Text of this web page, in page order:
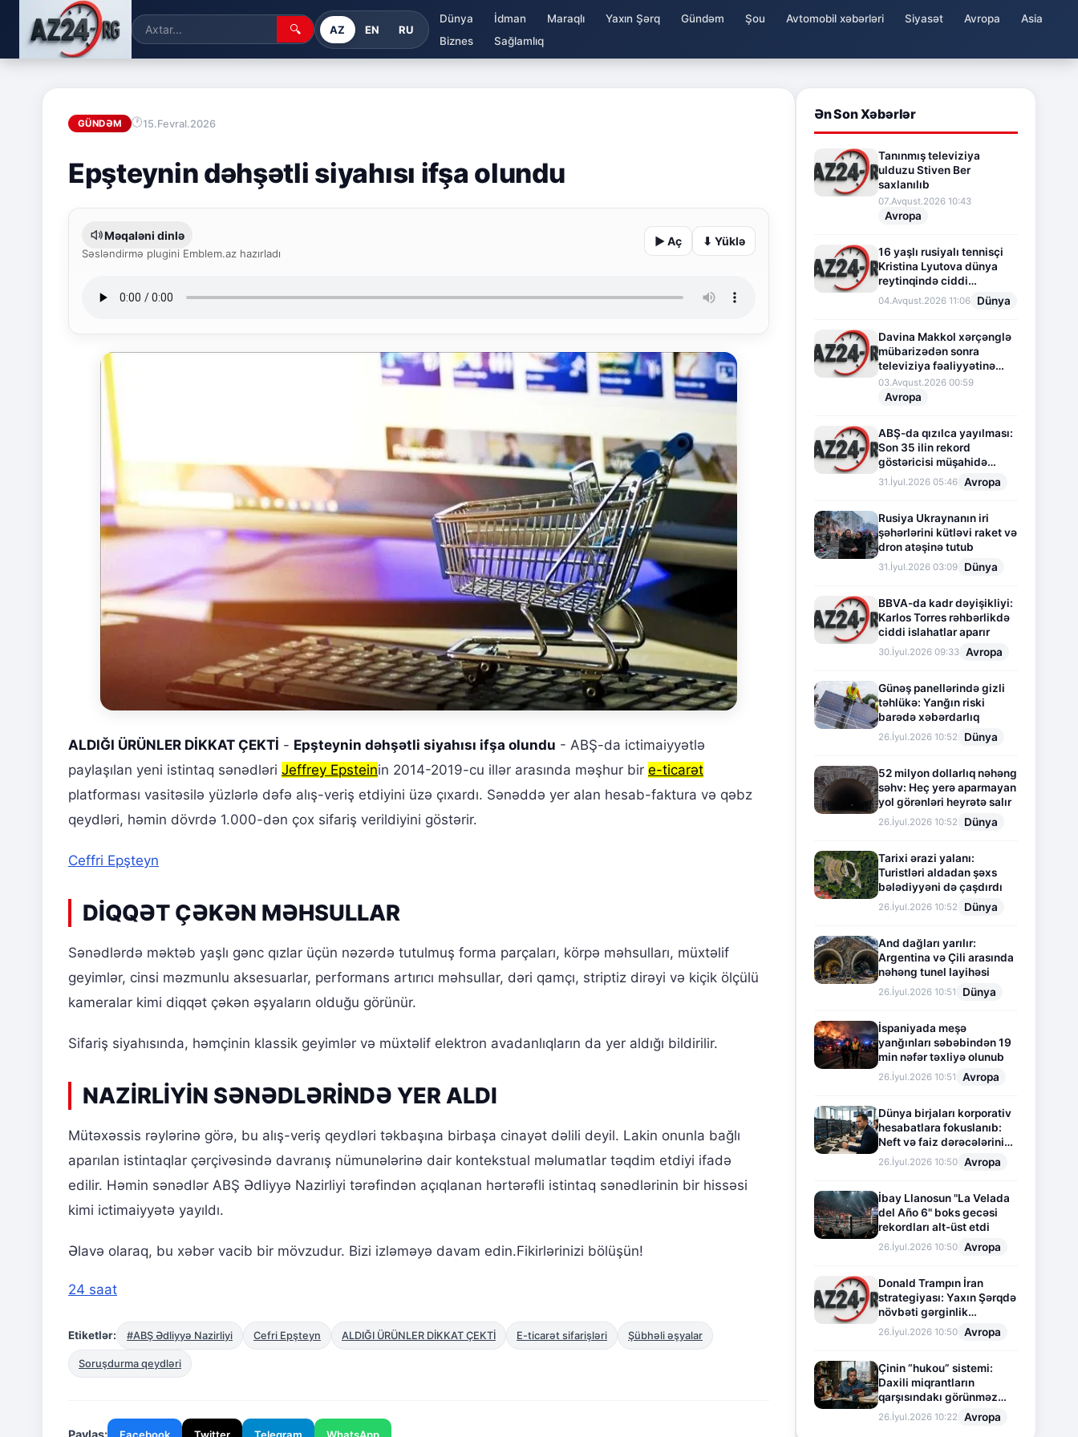
🔍 AZ EN RU
Dünya İdman Maraqlı Yaxın Şərq Gündəm Şou Avtomobil xəbərləri Siyasət Avropa
Asia
Biznes
Sağlamlıq
GÜNDƏM 15.Fevral.2026
Epşteynin dəhşətli siyahısı ifşa olundu
Məqaləni dinlə
Səsləndirmə plugini Emblem.az hazırladı
▶ Aç ⬇ Yüklə
ALDIĞI ÜRÜNLER DİKKAT ÇEKTİ - Epşteynin dəhşətli siyahısı ifşa olundu - ABŞ-da ictimaiyyətlə
paylaşılan yeni istintaq sənədləri Jeffrey Epsteinin 2014-2019-cu illər arasında məşhur bir e-ticarət
platforması vasitəsilə yüzlərlə dəfə alış-veriş etdiyini üzə çıxardı. Sənəddə yer alan hesab-faktura və qəbz
qeydləri, həmin dövrdə 1.000-dən çox sifariş verildiyini göstərir.
Ceffri Epşteyn
DİQQƏT ÇƏKƏN MƏHSULLAR
Sənədlərdə məktəb yaşlı gənc qızlar üçün nəzərdə tutulmuş forma parçaları, körpə məhsulları, müxtəlif
geyimlər, cinsi məzmunlu aksesuarlar, performans artırıcı məhsullar, dəri qamçı, striptiz dirəyi və kiçik ölçülü
kameralar kimi diqqət çəkən əşyaların olduğu görünür.
Sifariş siyahısında, həmçinin klassik geyimlər və müxtəlif elektron avadanlıqların da yer aldığı bildirilir.
NAZİRLİYİN SƏNƏDLƏRİNDƏ YER ALDI
Mütəxəssis rəylərinə görə, bu alış-veriş qeydləri təkbaşına birbaşa cinayət dəlili deyil. Lakin onunla bağlı
aparılan istintaqlar çərçivəsində davranış nümunələrinə dair kontekstual məlumatlar təqdim etdiyi ifadə
edilir. Həmin sənədlər ABŞ Ədliyyə Nazirliyi tərəfindən açıqlanan hərtərəfli istintaq sənədlərinin bir hissəsi
kimi ictimaiyyətə yayıldı.
Əlavə olaraq, bu xəbər vacib bir mövzudur. Bizi izləməyə davam edin.Fikirlərinizi bölüşün!
24 saat
Etiketlər: #ABŞ Ədliyyə Nazirliyi Cefri Epşteyn ALDIĞI ÜRÜNLER DİKKAT ÇEKTİ E-ticarət sifarişləri Şübhəli əşyalar
Soruşdurma qeydləri
Paylaş:
Ən Son Xəbərlər
Tanınmış televiziya
ulduzu Stiven Ber
saxlanılıb
07.Avqust.2026 10:43
Avropa
16 yaşlı rusiyalı tennisçi
Kristina Lyutova dünya
reytinqində ciddi
irəliləyişə imza atdı
04.Avqust.2026 11:06 Dünya
Davina Makkol xərçənglə
mübarizədən sonra
televiziya fəaliyyətinə
fasilə verir
03.Avqust.2026 00:59
Avropa
ABŞ-da qızılca yayılması:
Son 35 ilin rekord
göstəricisi müşahidə
olunur
31.İyul.2026 05:46 Avropa
Rusiya Ukraynanın iri
şəhərlərini kütləvi raket və
dron atəşinə tutub
31.İyul.2026 03:09 Dünya
BBVA-da kadr dəyişikliyi:
Karlos Torres rəhbərlikdə
ciddi islahatlar aparır
30.İyul.2026 09:33 Avropa
Günəş panellərində gizli
təhlükə: Yanğın riski
barədə xəbərdarlıq
26.İyul.2026 10:52 Dünya
52 milyon dollarlıq nəhəng
səhv: Heç yerə aparmayan
yol görənləri heyrətə salır
26.İyul.2026 10:52 Dünya
Tarixi ərazi yalanı:
Turistləri aldadan şəxs
bələdiyyəni də çaşdırdı
26.İyul.2026 10:52 Dünya
And dağları yarılır:
Argentina və Çili arasında
nəhəng tunel layihəsi
26.İyul.2026 10:51 Dünya
İspaniyada meşə
yanğınları səbəbindən 19
min nəfər təxliyə olunub
26.İyul.2026 10:51 Avropa
Dünya birjaları korporativ
hesabatlara fokuslanıb:
Neft və faiz dərəcələrinin
təsiri altında cari vəziyyət
26.İyul.2026 10:50 Avropa
İbay Llanosun "La Velada
del Año 6" boks gecəsi
rekordları alt-üst etdi
26.İyul.2026 10:50 Avropa
Donald Trampın İran
strategiyası: Yaxın Şərqdə
növbəti gərginlik
mərhələsi
26.İyul.2026 10:50 Avropa
Çinin “hukou” sistemi:
Daxili miqrantların
qarşısındakı görünməz
sədd
26.İyul.2026 10:22 Avropa